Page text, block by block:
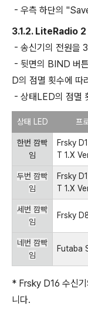
- 우측 하단의
3.1.2. LiteRadio 2
- 송신기의 전원을
- 뒷면의 BIND 버
D의 점멸 횟수에 따
- 상태LED의 점멸
상태 LED 프
한번 깜빡
임
Frsky
T 1.X
두번 깜빡
임
Frsky
T 1.X
세번 깜빡
임
Frsky
네번 깜빡
임
Futaba
* Frsky D16 수신기
니다.